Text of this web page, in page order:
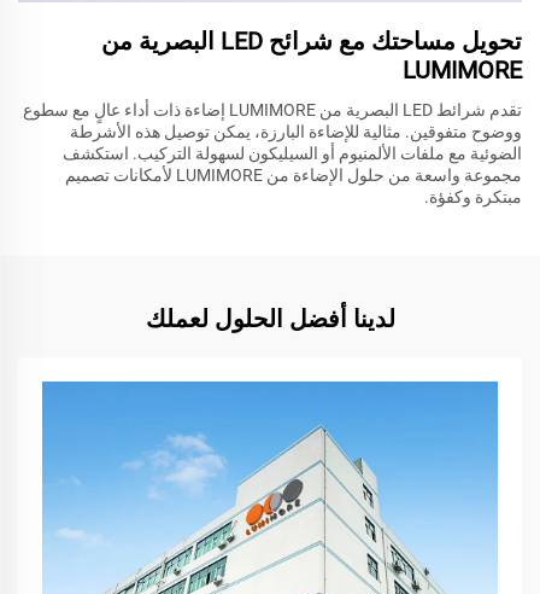
تحويل مساحتك مع شرائح LED البصرية من
LUMIMORE
تقدم شرائط LED البصرية من LUMIMORE إضاءة ذات أداء عالٍ مع سطوع
ووضوح متفوقين. مثالية للإضاءة البارزة، يمكن توصيل هذه الأشرطة
الضوئية مع ملفات الألمنيوم أو السيليكون لسهولة التركيب. استكشف
مجموعة واسعة من حلول الإضاءة من LUMIMORE لأمكانات تصميم
مبتكرة وكفؤة.
لدينا أفضل الحلول لعملك